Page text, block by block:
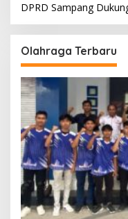
DPRD Sampang
Olahraga Terbaru